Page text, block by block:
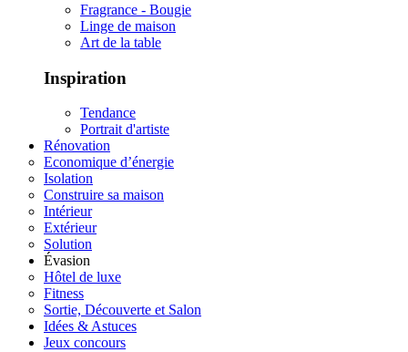
Fragrance - Bougie
Linge de maison
Art de la table
Inspiration
Tendance
Portrait d'artiste
Rénovation
Economique d’énergie
Isolation
Construire sa maison
Intérieur
Extérieur
Solution
Évasion
Hôtel de luxe
Fitness
Sortie, Découverte et Salon
Idées & Astuces
Jeux concours